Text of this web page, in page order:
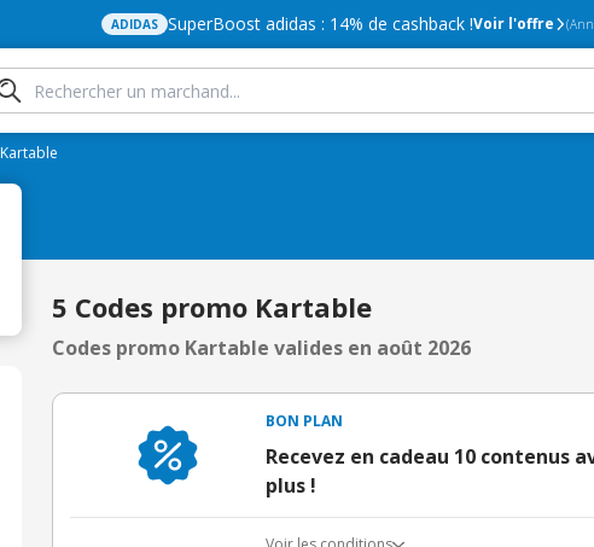
ADIDAS SuperBoost adidas : 14% de cashback !Voir l'offre
Kartable
5 Codes promo Kartable
Codes promo Kartable valides en août 2026
BON PLAN
Recevez en cadeau 10 contenus
plus !